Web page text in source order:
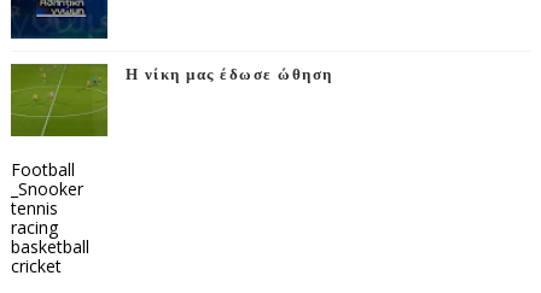
Η νίκη μας έδωσε ώθηση
Football
_Snooker
tennis
racing
basketball
cricket